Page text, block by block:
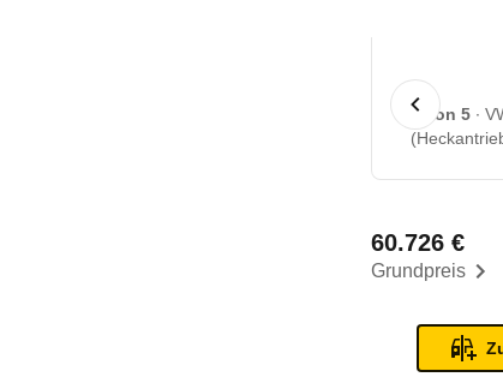
1 von 5
Grundpreis
60.726 €